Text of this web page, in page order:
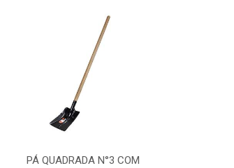
PÁ QUADRADA N°3 COM